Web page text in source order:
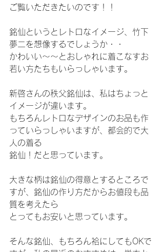
ご覧いただきたいのです！！
銘仙というとレトロなイメージ、竹下
夢二を想像するでしょうか・・
かわいい～～とおしゃれに着こなすお
若い方たちもいらっしゃいます。
新啓さんの秩父銘仙は、私はちょっと
イメージが違います。
もちろんレトロなデザインのお品も作
っていらっしゃいますが、都会的で大
人の着る
銘仙！だと思っています。
大きな柄は銘仙の得意とするところで
すが、銘仙の作り方だからお値段も品
質を考えたら
とってもお安いと思っています。
そんな銘仙、もちろん袷にしてもOKで